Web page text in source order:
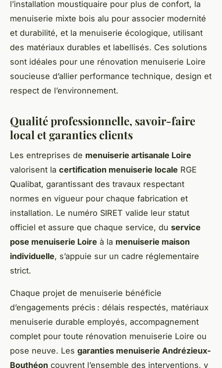
l’installation moustiquaire pour plus de confort, la
menuiserie mixte bois alu pour associer modernité
et durabilité, et la menuiserie écologique, utilisant
des matériaux durables et labellisés. Ces solutions
sont idéales pour une rénovation menuiserie Loire
soucieuse d’allier performance technique, design et
respect de l’environnement.
Qualité professionnelle, savoir-faire
local et garanties clients
Les entreprises de menuiserie artisanale Loire
valorisent la certification menuiserie locale RGE
Qualibat, garantissant des travaux respectant
normes en vigueur pour chaque fabrication et
installation. Le numéro SIRET valide leur statut
officiel et assure que chaque service, du service
pose menuiserie Loire à la menuiserie maison
individuelle, s’appuie sur un cadre réglementaire
strict.
Chaque projet de menuiserie bénéficie
d’engagements précis : délais respectés, matériaux
menuiserie durable employés, accompagnement
complet pour toute rénovation menuiserie Loire ou
pose neuve. Les garanties menuiserie Andrézieux-
Bouthéon couvrent l’ensemble des interventions, y